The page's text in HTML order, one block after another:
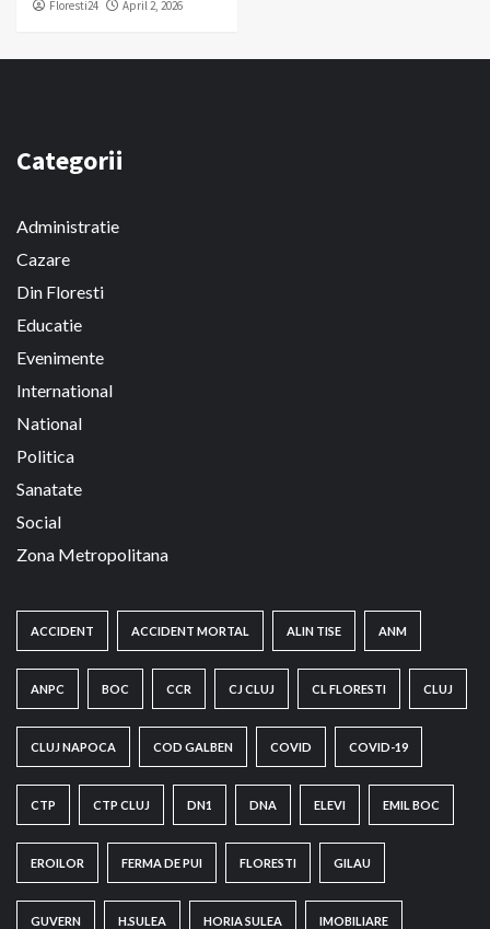
Floresti24 April 2, 2026
Categorii
Administratie
Cazare
Din Floresti
Educatie
Evenimente
International
National
Politica
Sanatate
Social
Zona Metropolitana
ACCIDENT ACCIDENT MORTAL ALIN TISE ANM
ANPC BOC CCR CJ CLUJ CL FLORESTI CLUJ
CLUJ NAPOCA COD GALBEN COVID COVID-19
CTP CTP CLUJ DN1 DNA ELEVI EMIL BOC
EROILOR FERMA DE PUI FLORESTI GILAU
GUVERN H.SULEA HORIA SULEA IMOBILIARE